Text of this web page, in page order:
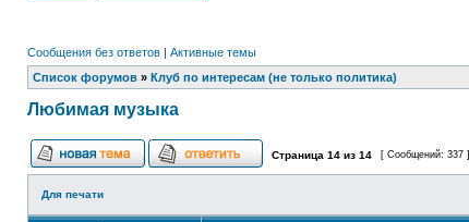
Сообщения без ответов | Активные темы
Список форумов » Клуб по интересам (не только политика)
Любимая музыка
Страница 14 из 14 [ Сообщений: 337 ]
Для печати